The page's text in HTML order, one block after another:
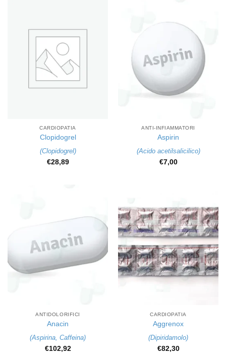
CARDIOPATIA
Clopidogrel
(Clopidogrel)
€28,89
ANTI-INFIAMMATORI
Aspirin
(Acido acetilsalicilico)
€7,00
ANTIDOLORIFICI
Anacin
(Aspirina Caffeina)
€102,92
CARDIOPATIA
Aggrenox
(Dipiridamolo)
€82,30